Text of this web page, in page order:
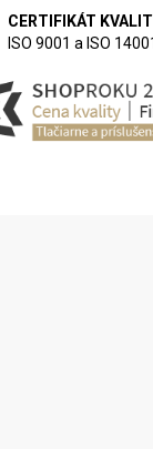
CERTIFIKÁT
ISO 9001 a ISO